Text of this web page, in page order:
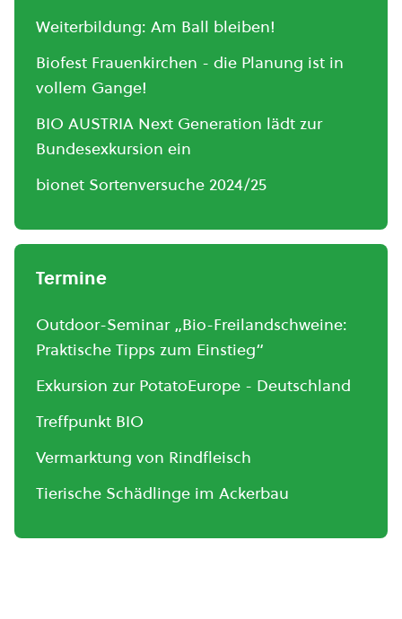
Weiterbildung: Am Ball bleiben!
Biofest Frauenkirchen - die Planung ist in
vollem Gange!
BIO AUSTRIA Next Generation lädt zur
Bundesexkursion ein
bionet Sortenversuche 2024/25
Termine
Outdoor-Seminar „Bio-Freilandschweine:
Praktische Tipps zum Einstieg“
Exkursion zur PotatoEurope - Deutschland
Treffpunkt BIO
Vermarktung von Rindfleisch
Tierische Schädlinge im Ackerbau